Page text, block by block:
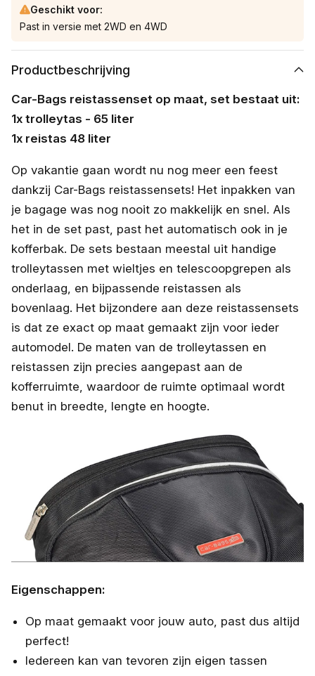
Geschikt voor:
Past in versie met 2WD en 4WD
Productbeschrijving
Car-Bags reistassenset op maat, set bestaat uit:
1x trolleytas - 65 liter
1x reistas 48 liter
Op vakantie gaan wordt nu nog meer een feest
dankzij Car-Bags reistassensets! Het inpakken van
je bagage was nog nooit zo makkelijk en snel. Als
het in de set past, past het automatisch ook in je
kofferbak. De sets bestaan meestal uit handige
trolleytassen met wieltjes en telescoopgrepen als
onderlaag, en bijpassende reistassen als
bovenlaag. Het bijzondere aan deze reistassensets
is dat ze exact op maat gemaakt zijn voor ieder
automodel. De maten van de trolleytassen en
reistassen zijn precies aangepast aan de
kofferruimte, waardoor de ruimte optimaal wordt
benut in breedte, lengte en hoogte.
Eigenschappen:
Op maat gemaakt voor jouw auto, past dus altijd
perfect!
Iedereen kan van tevoren zijn eigen tassen